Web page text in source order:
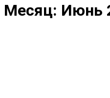
Месяц: Июнь